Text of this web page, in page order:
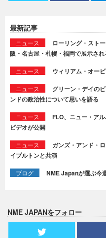
最新記事
ニュース
ローリング・スト
阪・名古屋・札幌・福岡で展示さ
ニュース ウィリアム・オー
ニュース
グリーン・デイの
ンドの政治性について思いを語る
ニュース
FLO、ニュー・ア
ビデオが公開
ニュース
ガンズ・アンド・
イプルトンと共演
ブログ NME Japanが選ぶ今
NME JAPANをフォロー